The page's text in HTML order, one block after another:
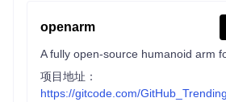
openarm
项目地址：
https://gitcode.com/